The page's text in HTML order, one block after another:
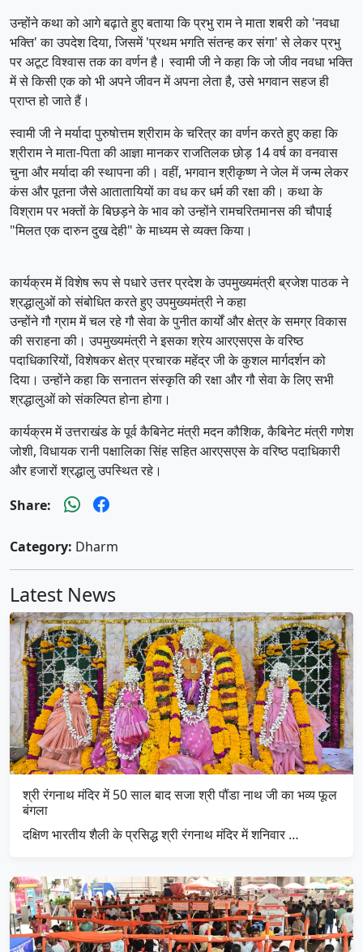
उन्होंने कथा को आगे बढ़ाते हुए बताया कि प्रभु राम ने माता शबरी को 'नवधा
भक्ति' का उपदेश दिया, जिसमें 'प्रथम भगति संतन्ह कर संगा' से लेकर प्रभु
पर अटूट विश्वास तक का वर्णन है। स्वामी जी ने कहा कि जो जीव नवधा भक्ति
में से किसी एक को भी अपने जीवन में अपना लेता है, उसे भगवान सहज ही
प्राप्त हो जाते हैं।
स्वामी जी ने मर्यादा पुरुषोत्तम श्रीराम के चरित्र का वर्णन करते हुए कहा कि
श्रीराम ने माता-पिता की आज्ञा मानकर राजतिलक छोड़ 14 वर्ष का वनवास
चुना और मर्यादा की स्थापना की। वहीं, भगवान श्रीकृष्ण ने जेल में जन्म लेकर
कंस और पूतना जैसे आतातायियों का वध कर धर्म की रक्षा की। कथा के
विश्राम पर भक्तों के बिछड़ने के भाव को उन्होंने रामचरितमानस की चौपाई
"मिलत एक दारुन दुख देही" के माध्यम से व्यक्त किया।
कार्यक्रम में विशेष रूप से पधारे उत्तर प्रदेश के उपमुख्यमंत्री ब्रजेश पाठक ने
श्रद्धालुओं को संबोधित करते हुए उपमुख्यमंत्री ने कहा
उन्होंने गौ ग्राम में चल रहे गौ सेवा के पुनीत कार्यों और क्षेत्र के समग्र विकास
की सराहना की। उपमुख्यमंत्री ने इसका श्रेय आरएसएस के वरिष्ठ
पदाधिकारियों, विशेषकर क्षेत्र प्रचारक महेंद्र जी के कुशल मार्गदर्शन को
दिया। उन्होंने कहा कि सनातन संस्कृति की रक्षा और गौ सेवा के लिए सभी
श्रद्धालुओं को संकल्पित होना होगा।
कार्यक्रम में उत्तराखंड के पूर्व कैबिनेट मंत्री मदन कौशिक, कैबिनेट मंत्री गणेश
जोशी, विधायक रानी पक्षालिका सिंह सहित आरएसएस के वरिष्ठ पदाधिकारी
और हजारों श्रद्धालु उपस्थित रहे।
Share:
Category: Dharm
Latest News
श्री रंगनाथ मंदिर में 50 साल बाद सजा श्री पौंडा नाथ जी का भव्य फूल
बंगला
दक्षिण भारतीय शैली के प्रसिद्ध श्री रंगनाथ मंदिर में शनिवार …